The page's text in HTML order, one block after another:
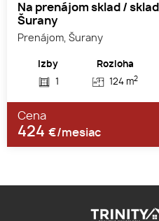
Na prenájom sklad /
Šurany
Prenájom, Šurany
Izby
Rozloha
124 m2
Cena
424 €/mesiac